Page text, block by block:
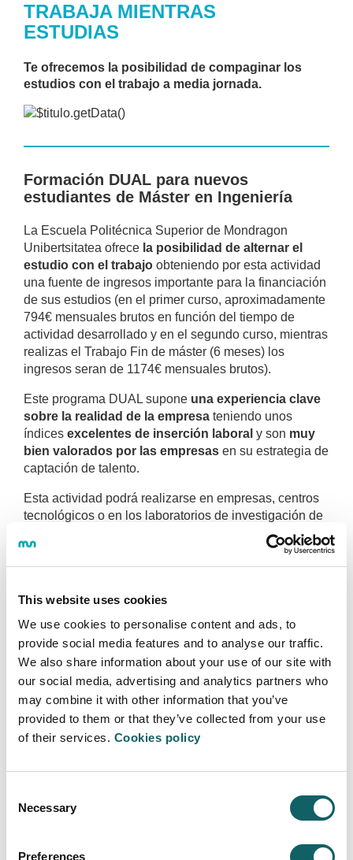
This website uses cookies
We use cookies to personalise content and ads, to
provide social media features and to analyse our traffic.
We also share information about your use of our site with
our social media, advertising and analytics partners who
may combine it with other information that you’ve
provided to them or that they’ve collected from your use
of their services. Cookies policy
Selection
Necessary
Preferences
TRABAJA MIENTRAS
ESTUDIAS
Te ofrecemos la posibilidad de compaginar los
estudios con el trabajo a media jornada.
Formación DUAL para nuevos
estudiantes de Máster en Ingeniería
La Escuela Politécnica Superior de Mondragon
Unibertsitatea ofrece la posibilidad de alternar el
estudio con el trabajo obteniendo por esta actividad
una fuente de ingresos importante para la financiación
de sus estudios (en el primer curso, aproximadamente
794€ mensuales brutos en función del tiempo de
actividad desarrollado y en el segundo curso, mientras
realizas el Trabajo Fin de máster (6 meses) los
ingresos seran de 1174€ mensuales brutos).
Este programa DUAL supone una experiencia clave
sobre la realidad de la empresa teniendo unos
índices excelentes de inserción laboral y son muy
bien valorados por las empresas en su estrategia de
captación de talento.
Esta actividad podrá realizarse en empresas, centros
tecnológicos o en los laboratorios de investigación de
Solicita tu plaza
ANÁLISIS DE DATOS, CIBERSEGURIDAD Y